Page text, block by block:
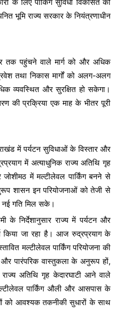
के लिए पार्किंग सुविधा विकसित की
भूमि राज्य सरकार के नियंत्रणाधीन
तक पहुंचने वाले मार्ग को और अधिक
तथा निकास मार्गों को अलग-अलग
व्यवस्थित और सुरक्षित हो सकेगा।
की प्रक्रिया एक माह के भीतर पूरी
में पर्यटन सुविधाओं के विस्तार और
में अत्याधुनिक राज्य अतिथि गृह
जोशीमठ में मल्टीलेवल पार्किंग बनने से
शासन इन परियोजनाओं को तेजी से
नई गति मिल सके।
के निर्देशानुसार राज्य में पर्यटन और
किया जा रहा है। आज रुद्रप्रयाग के
मल्टीलेवल पार्किंग परियोजना की
और पारंपरिक वास्तुकला के अनुरूप हों,
अतिथि गृह केदारघाटी आने वाले
पार्किंग औली और आसपास के
को आवश्यक तकनीकी सुधारों के साथ